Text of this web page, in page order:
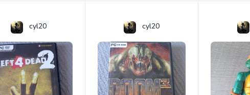
cyl20 cyl20